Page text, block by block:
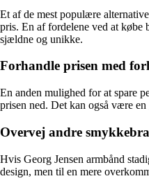
Et af de mest populære
pris. En af fordelene ved at købe
sjældne og unikke.
Forhandle prisen med
En anden mulighed for at spare
prisen ned. Det kan også være
Overvej andre
Hvis Georg Jensen armbånd
design, men til en mere